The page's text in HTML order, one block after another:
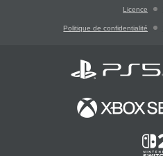
Licence
Politique de confidentialité